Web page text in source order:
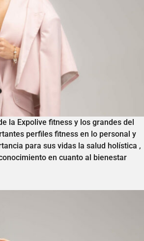
la Expolive fitness y los grandes del
perfiles fitness en lo personal y
para sus vidas la salud holística ,
en cuanto al bienestar